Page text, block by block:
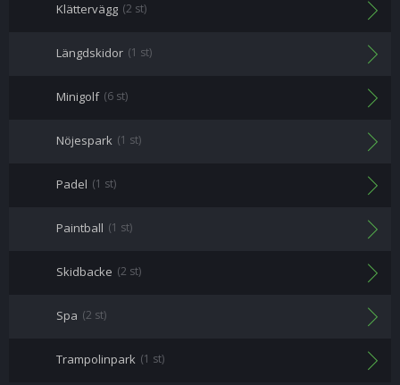
Klättervägg (2 st)
Längdskidor (1 st)
Minigolf (6 st)
Nöjespark (1 st)
Padel (1 st)
Paintball (1 st)
Skidbacke (2 st)
Spa (2 st)
Trampolinpark (1 st)